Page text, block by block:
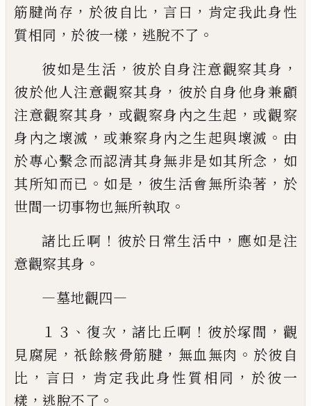
筋腱尚存 ， 於彼自比 ， 言曰 ， 肯定我此身性
質相同 ， 於彼一樣 ， 逃脫不了 。
彼如是生活 ， 彼於自身注意觀察其身 ，
彼於他人注意觀察其身 ， 彼於自身他身兼顧
注意觀察其身 ， 或觀察身內之生起 ， 或觀察
身內之壞滅 ， 或兼察身內之生起與壞滅 。 由
於專心繫念而認清其身無非是如其所念 ， 如
其所知而已 。 如是 ， 彼生活會無所染著 ， 於
世間一切事物也無所執取 。
諸比丘啊 ！ 彼於日常生活中 ， 應如是注
意觀察其身 。
—墓地觀四—
１３ 、復次 ，諸比丘啊 ！ 彼於塚間 ， 觀
見腐屍 ， 祇餘骸骨筋腱 ， 無血無肉 。 於彼自
比 ， 言曰 ， 肯定我此身性質相同 ， 於彼一
樣 ， 逃脫不了 。